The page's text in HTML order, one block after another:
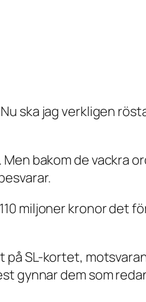
ska jag verkligen
bakom de vackra
miljoner kronor det
SL-kortet,
gynnar dem som